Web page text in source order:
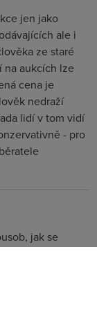
jen jako
ale i
ze staré
na aukcích lze
cena je
nedraží
lidí v tom vidí
- pro
jak se
softwaru